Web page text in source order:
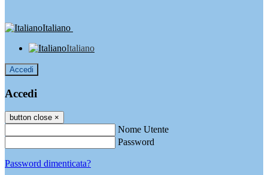
Italiano
Italiano
Accedi
Accedi
button close ×
Nome Utente
Password
Password dimenticata?